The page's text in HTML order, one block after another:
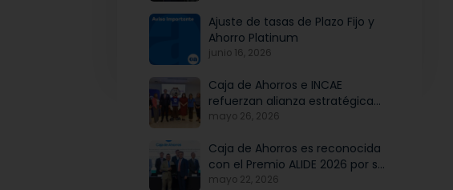
Ajuste de tasas de Plazo Fijo y
Ahorro Platinum
junio 16, 2026
Caja de Ahorros e INCAE
refuerzan alianza estratégica
para potenciar el talento y la
mayo 26, 2026
Caja de Ahorros es reconocida
con el Premio ALIDE 2026 por su
Programa de Educación
mayo 22, 2026